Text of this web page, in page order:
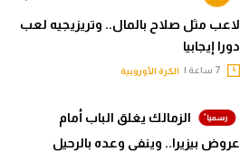
لاعب مثل صلاح بالمال.. وتريزيجيه لعب
دورا إيجابيا
الكرة الأوروبية
الزمالك يغلق الباب أمام
عروض بيزيرا.. وينفي وعده بالرحيل